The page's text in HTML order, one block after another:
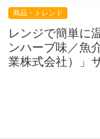
レンジで簡単に
ンハーブ味／魚
業株式会社）」
商品・トレンド